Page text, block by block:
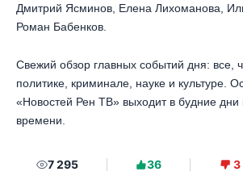
Дмитрий Ясминов, Елена Лихоманова,
Роман Бабенков.
Свежий обзор главных событий дня: все,
политике, криминале, науке и культуре.
«Новостей Рен ТВ» выходит в будние дни
времени.
7 295 36 3